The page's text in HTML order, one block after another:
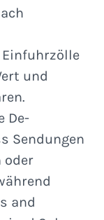
Einfuhrzölle
und
De-
Sendungen
oder
and